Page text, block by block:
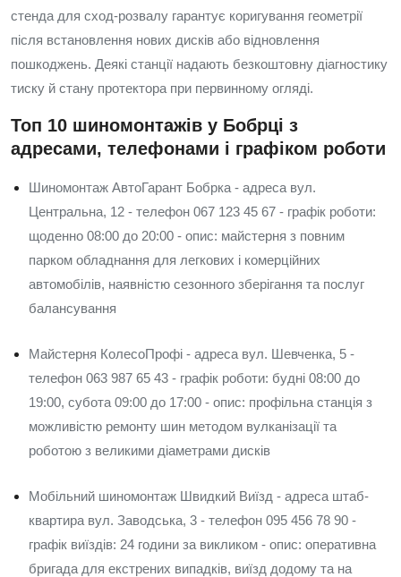
стенда для сход-розвалу гарантує коригування геометрії
після встановлення нових дисків або відновлення
пошкоджень. Деякі станції надають безкоштовну діагностику
тиску й стану протектора при первинному огляді.
Топ 10 шиномонтажів у Бобрці з
адресами, телефонами і графіком роботи
Шиномонтаж АвтоГарант Бобрка - адреса вул.
Центральна, 12 - телефон 067 123 45 67 - графік роботи:
щоденно 08:00 до 20:00 - опис: майстерня з повним
парком обладнання для легкових і комерційних
автомобілів, наявністю сезонного зберігання та послуг
балансування
Майстерня КолесоПрофі - адреса вул. Шевченка, 5 -
телефон 063 987 65 43 - графік роботи: будні 08:00 до
19:00, субота 09:00 до 17:00 - опис: профільна станція з
можливістю ремонту шин методом вулканізації та
роботою з великими діаметрами дисків
Мобільний шиномонтаж Швидкий Виїзд - адреса штаб-
квартира вул. Заводська, 3 - телефон 095 456 78 90 -
графік виїздів: 24 години за викликом - опис: оперативна
бригада для екстрених випадків, виїзд додому та на